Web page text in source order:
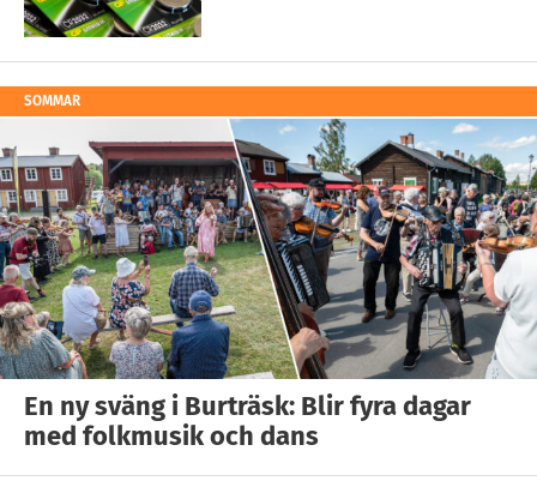
SOMMAR
En ny sväng i Burträsk: Blir fyra dagar
med folkmusik och dans